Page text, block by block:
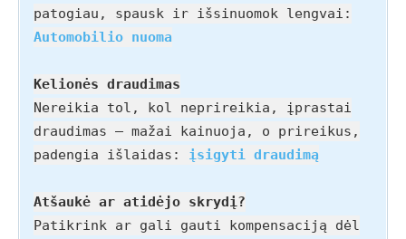
patogiau, spausk ir išsinuomok lengvai:
Automobilio nuoma
Kelionės draudimas
Nereikia tol, kol neprireikia, įprastai
draudimas – mažai kainuoja, o prireikus,
padengia išlaidas: įsigyti draudimą
Atšaukė ar atidėjo skrydį?
Patikrink ar gali gauti kompensaciją dėl